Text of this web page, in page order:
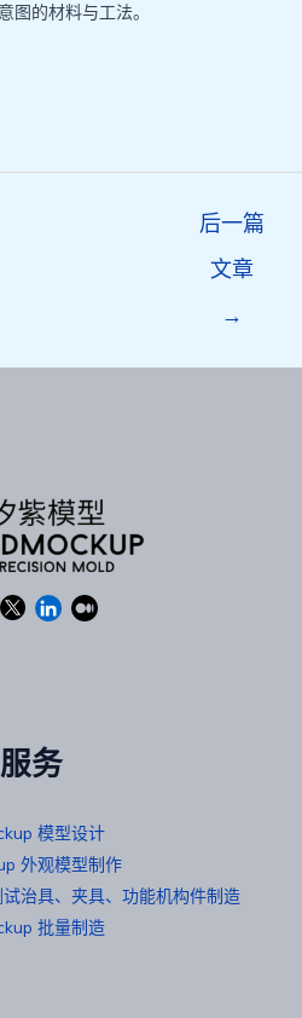
图的材料与工法。
后一篇
文章
→
服务
模型设计
外观模型制作
治具、夹具、功能机构件制造
批量制造